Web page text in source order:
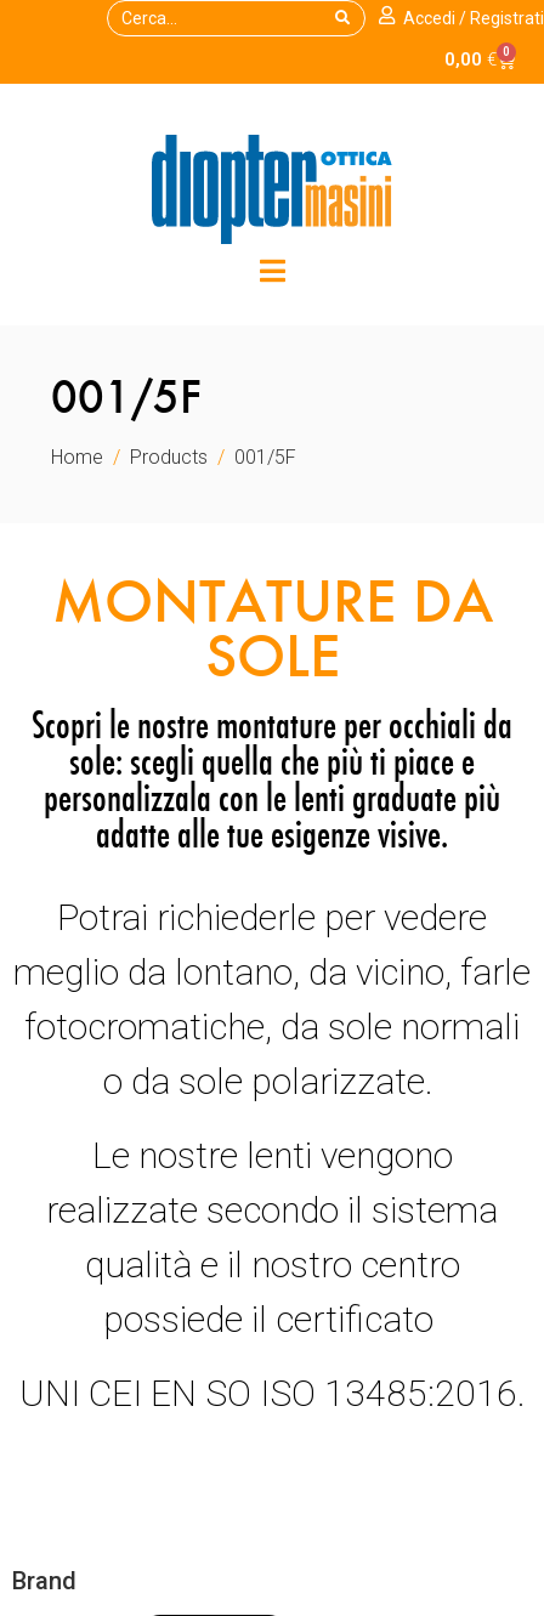
Accedi / Registrati
0,00 € 0
001/5F
Home Products 001/5F
MONTATURE DA
SOLE
Scopri le nostre montature per occhiali da
sole: scegli quella che più ti piace e
personalizzala con le lenti graduate più
adatte alle tue esigenze visive.
Potrai richiederle per vedere
meglio da lontano, da vicino, farle
fotocromatiche, da sole normali
o da sole polarizzate.
Le nostre lenti vengono
realizzate secondo il sistema
qualità e il nostro centro
possiede il certificato
UNI CEI EN SO ISO 13485:2016.
Brand